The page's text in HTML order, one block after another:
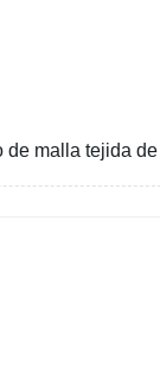
de malla tejida